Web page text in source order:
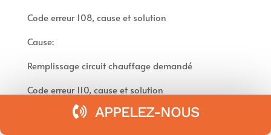
Code erreur 108, cause et solution
Cause:
Remplissage circuit chauffage demandé
Code erreur 110, cause et solution
APPELEZ-NOUS